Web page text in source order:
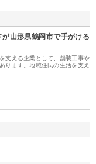
山形県鶴岡市で手がける
支える企業として、舗装工事や
ります。地域住民の生活を支え